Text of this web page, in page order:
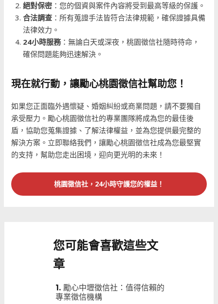
絕對保密 ：您的個資與案件內容將受到最高等級的保護。
合法調查 ：所有蒐證手法皆符合法律規範，確保證據具備
法律效力。
24小時服務：無論白天或深夜，桃園徵信社隨時待命，
確保問題能夠迅速解決。
現在就行動，讓勵心桃園徵信社幫助您！
如果您正面臨外遇懷疑、婚姻糾紛或商業問題，請不要獨自
承受壓力。勵心桃園徵信社的專業團隊將成為您的最佳後
盾，協助您蒐集證據、了解法律權益，並為您提供最完整的
解決方案。立即聯絡我們，讓勵心桃園徵信社成為您最堅實
的支持，幫助您走出困境，迎向更光明的未來！
桃園徵信社，24小時守護您的權益！
您可能會喜歡這些文
章
勵心中壢徵信社：值得信賴的
專業徵信機構